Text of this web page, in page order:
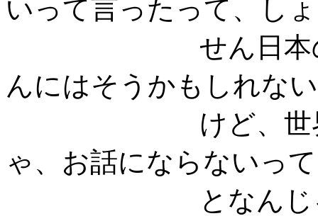
いって言ったって、しょ
せん日本の中で
んにはそうかもしれない
けど、世界を相
ゃ、お話にならないっ
となんじゃない